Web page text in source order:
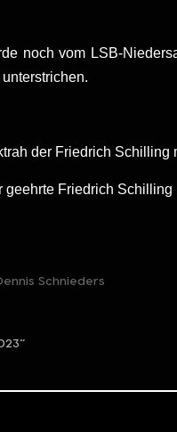
noch vom LSB-
der Friedrich
geehrte Friedrich
Schnieders